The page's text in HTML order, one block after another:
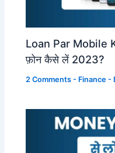
Loan Par Mobile
फ़ोन कैसे लें 2023?
2 Comments - Finance -